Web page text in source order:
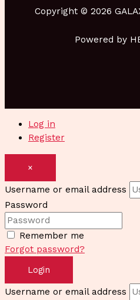
Copyright © 2026
Powered by
Log in
Register
×
Username or email address
Password
Remember me
Forgot password?
Login
Username or email address